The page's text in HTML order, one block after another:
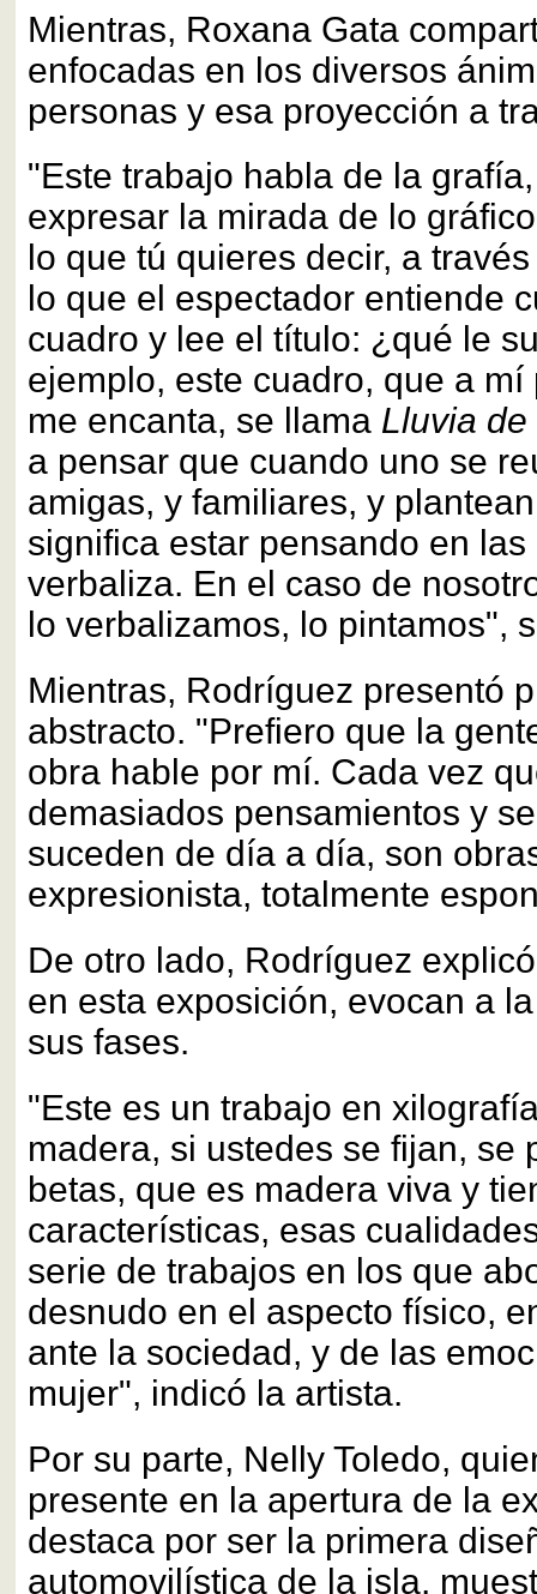
Mientras, Roxana Gata
enfocadas en los diversos
personas y esa proyección a
"Este trabajo habla de la
expresar la mirada de lo
lo que tú quieres decir, a
lo que el espectador entiende
cuadro y lee el título: ¿qué le
ejemplo, este cuadro, que a
me encanta, se llama Lluvia de
a pensar que cuando uno se
amigas, y familiares, y
significa estar pensando en
verbaliza. En el caso de
lo verbalizamos, lo pintamos",
Mientras, Rodríguez presentó
abstracto. "Prefiero que la
obra hable por mí. Cada vez
demasiados pensamientos y
suceden de día a día, son
expresionista, totalmente
De otro lado, Rodríguez
en esta exposición, evocan a
sus fases.
"Este es un trabajo en
madera, si ustedes se fijan, se
betas, que es madera viva y
características, esas
serie de trabajos en los que
desnudo en el aspecto físico,
ante la sociedad, y de las
mujer", indicó la artista.
Por su parte, Nelly Toledo,
presente en la apertura de la
destaca por ser la primera
automovilística de la isla,